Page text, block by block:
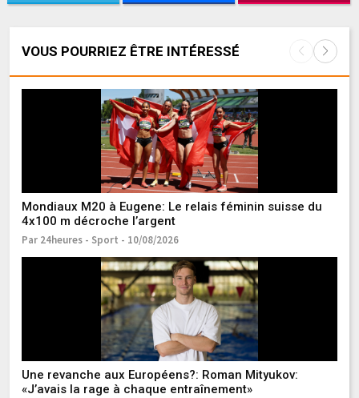
VOUS POURRIEZ ÊTRE INTÉRESSÉ
Mondiaux M20 à Eugene: Le relais féminin suisse du
4x100 m décroche l’argent
Par 24heures - Sport - 10/08/2026
Une revanche aux Européens?: Roman Mityukov:
«J’avais la rage à chaque entraînement»